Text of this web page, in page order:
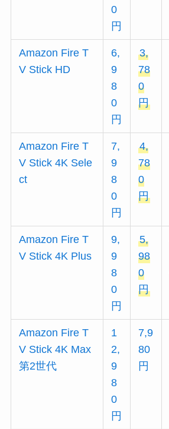
0
円
Amazon Fire T
V Stick HD
6,
9
8
0
円
3,
78
0
円
Amazon Fire T
V Stick 4K Sele
ct
7,
9
8
0
円
4,
78
0
円
Amazon Fire T
V Stick 4K Plus
9,
9
8
0
円
5,
98
0
円
Amazon Fire T
V Stick 4K Max
第2世代
1
2,
9
8
0
円
7,9
80
円